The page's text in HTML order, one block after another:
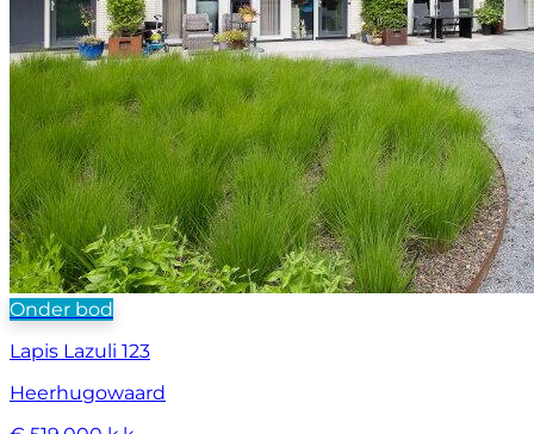
Onder bod
Lapis Lazuli 123
Heerhugowaard